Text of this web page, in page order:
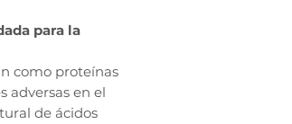
para la
como proteínas
adversas en el
de ácidos